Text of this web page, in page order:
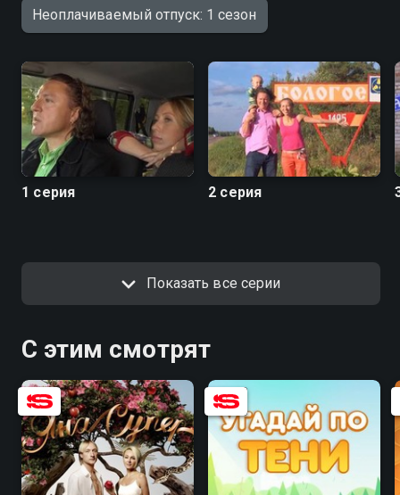
Неоплачиваемый отпуск: 1 сезон
1 серия 2 серия
Показать все серии
С этим смотрят